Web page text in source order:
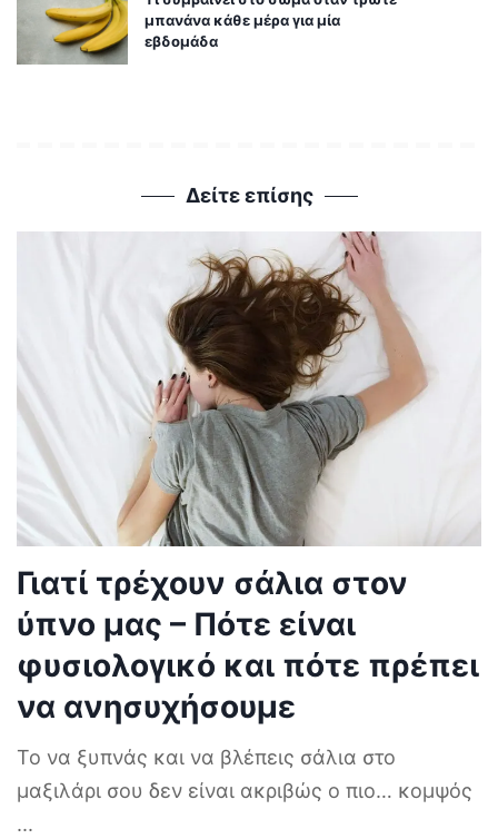
μπανάνα κάθε μέρα για μία
εβδομάδα
Δείτε επίσης
Γιατί τρέχουν σάλια στον
ύπνο μας – Πότε είναι
φυσιολογικό και πότε πρέπει
να ανησυχήσουμε
Το να ξυπνάς και να βλέπεις σάλια στο
μαξιλάρι σου δεν είναι ακριβώς ο πιο… κομψός
...